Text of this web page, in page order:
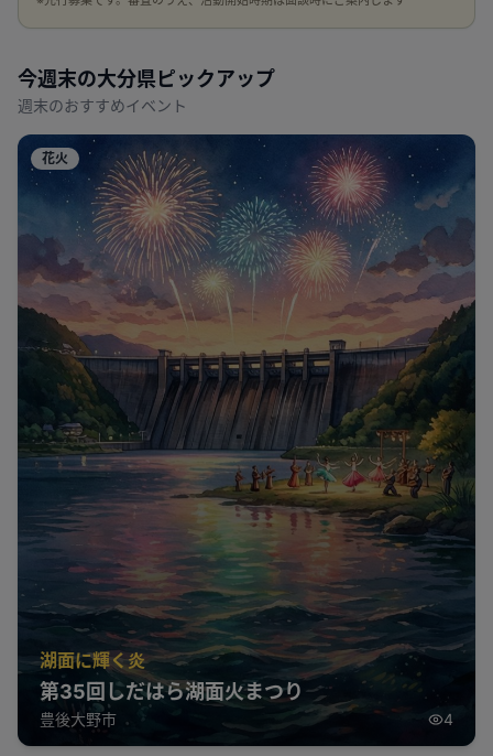
今週末の大分県 ピックアップ
週末のおすすめイベント
花火
湖面に輝く炎
第35回しだはら湖面火まつり
豊後大野市 4